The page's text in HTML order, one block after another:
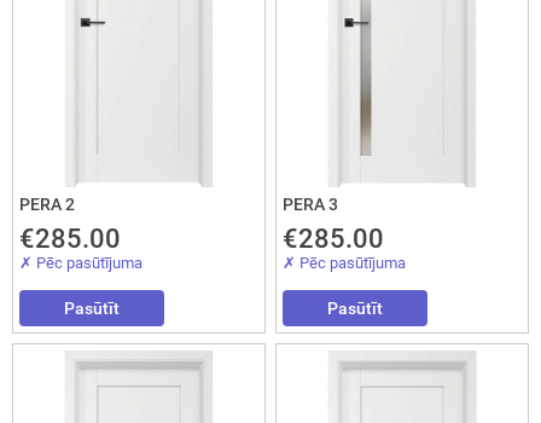
PERA 2
€285.00
✗ Pēc pasūtījuma
Pasūtīt
PERA 3
€285.00
✗ Pēc pasūtījuma
Pasūtīt
Nosūtīt!